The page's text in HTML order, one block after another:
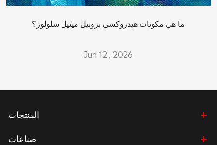
ما هي مكونات هيدروكسي بروبيل ميثيل سلولوز؟
Jun 12 , 2026
المنتجات
صناعات